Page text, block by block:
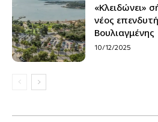
«Κλειδώνει»
νέος
Βουλιαγμένης
10/12/2025